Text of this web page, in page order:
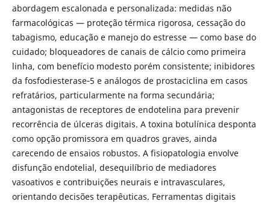
abordagem escalonada e personalizada: medidas não
farmacológicas — proteção térmica rigorosa, cessação do
tabagismo, educação e manejo do estresse — como base do
cuidado; bloqueadores de canais de cálcio como primeira
linha, com benefício modesto porém consistente; inibidores
da fosfodiesterase‑5 e análogos de prostaciclina em casos
refratários, particularmente na forma secundária;
antagonistas de receptores de endotelina para prevenir
recorrência de úlceras digitais. A toxina botulínica desponta
como opção promissora em quadros graves, ainda
carecendo de ensaios robustos. A fisiopatologia envolve
disfunção endotelial, desequilíbrio de mediadores
vasoativos e contribuições neurais e intravasculares,
orientando decisões terapêuticas. Ferramentas digitais